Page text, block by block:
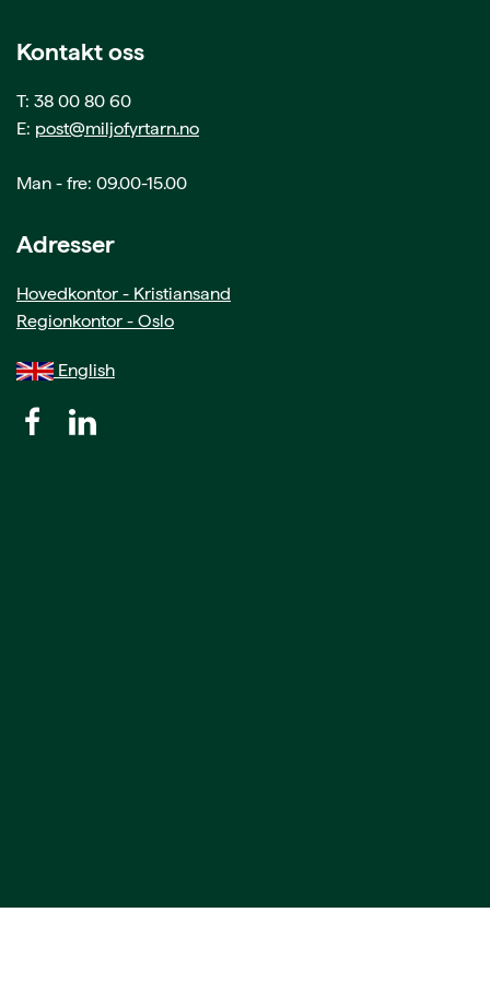
Kontakt oss
T: 38 00 80 60
E: post@miljofyrtarn.no
Man - fre: 09.00-15.00
Adresser
Hovedkontor - Kristiansand
Regionkontor - Oslo
English